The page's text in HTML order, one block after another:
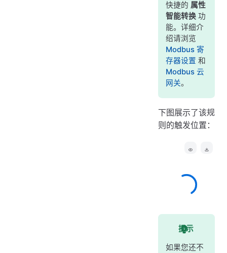
快捷的 属性
智能转换功
能。详细介
绍请浏览
Modbus 寄
存器设置 和
Modbus 云
网关。
下图展示了该规
则的触发位置：
提示
如果您还不